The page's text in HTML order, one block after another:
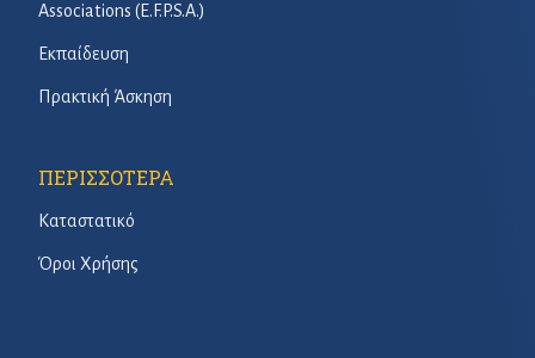
Associations (E.F.P.S.A.)
Εκπαίδευση
Πρακτική Άσκηση
ΠΕΡΙΣΣΟΤΕΡΑ
Καταστατικό
Όροι Χρήσης